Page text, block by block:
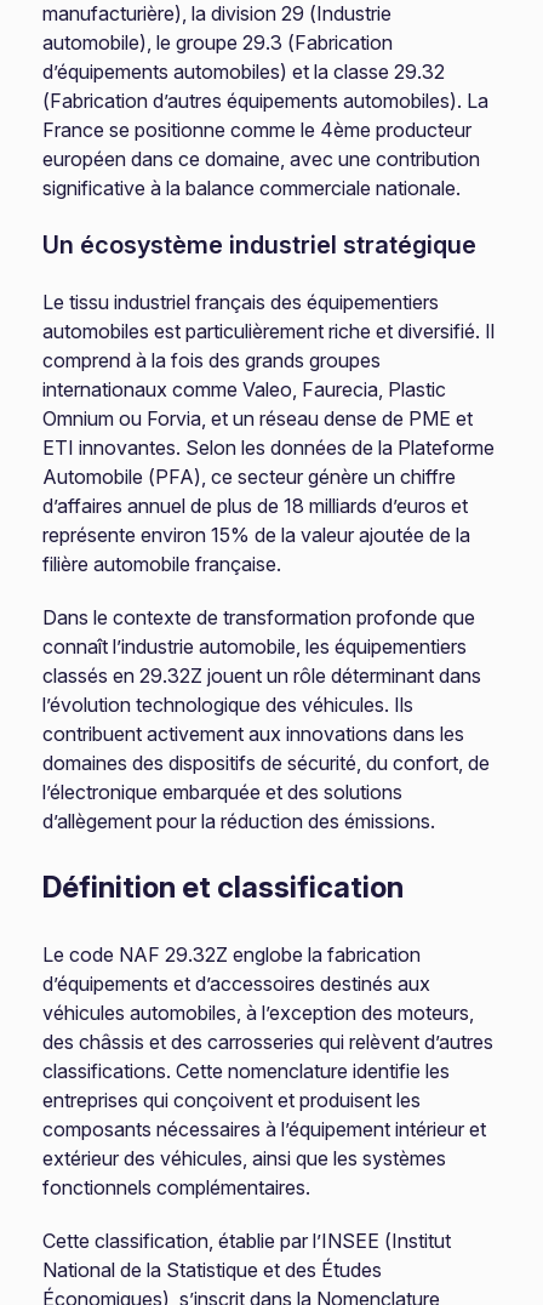
manufacturière), la division 29 (Industrie
automobile), le groupe 29.3 (Fabrication
d’équipements automobiles) et la classe 29.32
(Fabrication d’autres équipements automobiles). La
France se positionne comme le 4ème producteur
européen dans ce domaine, avec une contribution
significative à la balance commerciale nationale.
Un écosystème industriel stratégique
Le tissu industriel français des équipementiers
automobiles est particulièrement riche et diversifié. Il
comprend à la fois des grands groupes
internationaux comme Valeo, Faurecia, Plastic
Omnium ou Forvia, et un réseau dense de PME et
ETI innovantes. Selon les données de la Plateforme
Automobile (PFA), ce secteur génère un chiffre
d’affaires annuel de plus de 18 milliards d’euros et
représente environ 15% de la valeur ajoutée de la
filière automobile française.
Dans le contexte de transformation profonde que
connaît l’industrie automobile, les équipementiers
classés en 29.32Z jouent un rôle déterminant dans
l’évolution technologique des véhicules. Ils
contribuent activement aux innovations dans les
domaines des dispositifs de sécurité, du confort, de
l’électronique embarquée et des solutions
d’allègement pour la réduction des émissions.
Définition et classification
Le code NAF 29.32Z englobe la fabrication
d’équipements et d’accessoires destinés aux
véhicules automobiles, à l’exception des moteurs,
des châssis et des carrosseries qui relèvent d’autres
classifications. Cette nomenclature identifie les
entreprises qui conçoivent et produisent les
composants nécessaires à l’équipement intérieur et
extérieur des véhicules, ainsi que les systèmes
fonctionnels complémentaires.
Cette classification, établie par l’INSEE (Institut
National de la Statistique et des Études
Économiques), s’inscrit dans la Nomenclature